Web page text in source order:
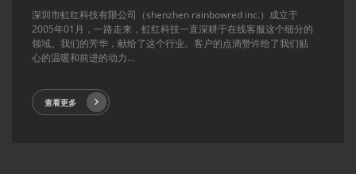
深圳市虹红科技有限公司（shenzhen rainbowred inc.）成立于
2005年01月，一路走来，虹红科技一直深耕于在线客服这个细分的
领域。我们的芳华，献给了这个行业。客户的点滴赞许给了我们贴
心的温暖和前进的动力...
查看更多